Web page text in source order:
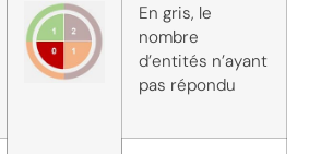
En gris, le
nombre
d’entités n’ayant
pas répondu